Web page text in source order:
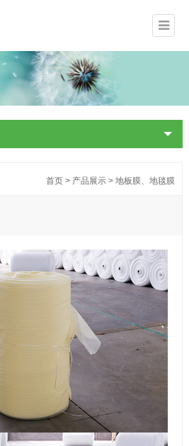
首页 > 产品展示 >地板膜、地毯膜